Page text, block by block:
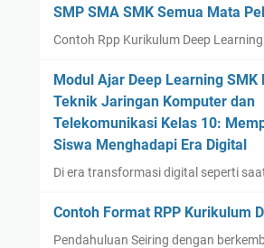
SMP SMA SMK Semua Mata
Contoh Rpp Kurikulum Deep
Modul Ajar Deep Learning SMK
Teknik Jaringan Komputer dan
Telekomunikasi Kelas 10:
Siswa Menghadapi Era Digital
Di era transformasi digital seperti
Contoh Format RPP Kurikulum
Pendahuluan Seiring dengan